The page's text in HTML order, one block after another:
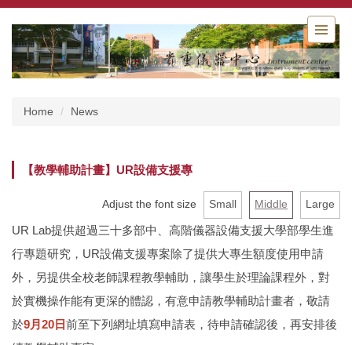
Jump
to
the
main
content
Home
News
【教學輔助計畫】UR設備支援專
Adjust the font size Small Middle Large
UR Lab提供超過三十多部中、高階儀器設備支援大學部學生進
行專題研究，UR設備支援專案除了提供大專生額度使用申請
外，另提供全校老師課程教學輔助，讓學生於理論課程外，對
於實機操作能有更深的體認，有意申請教學輔助計畫者，敬請
於9月20日前至下列網址填寫申請表，待申請確認後，再安排後